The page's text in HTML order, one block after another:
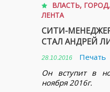
ВЛАСТЬ, ГОРОД,
ЛЕНТА
СИТИ-
СТАЛ АНДРЕЙ
28.10.2016
Печать
Он вступит в
ноября 2016г.